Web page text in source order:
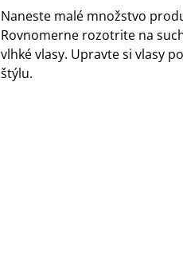
Naneste malé množstvo
Rovnomerne rozotrite na
vlhké vlasy. Upravte si vlasy
štýlu.